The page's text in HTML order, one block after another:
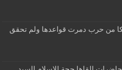
من حرب دمرت قواعدها ولم تحقق